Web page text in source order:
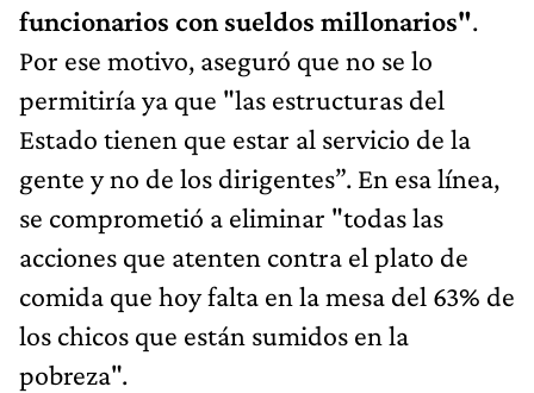
funcionarios con sueldos millonarios".
Por ese motivo, aseguró que no se lo
permitiría ya que "las estructuras del
Estado tienen que estar al servicio de la
gente y no de los dirigentes”. En esa línea,
se comprometió a eliminar "todas las
acciones que atenten contra el plato de
comida que hoy falta en la mesa del 63% de
los chicos que están sumidos en la
pobreza".